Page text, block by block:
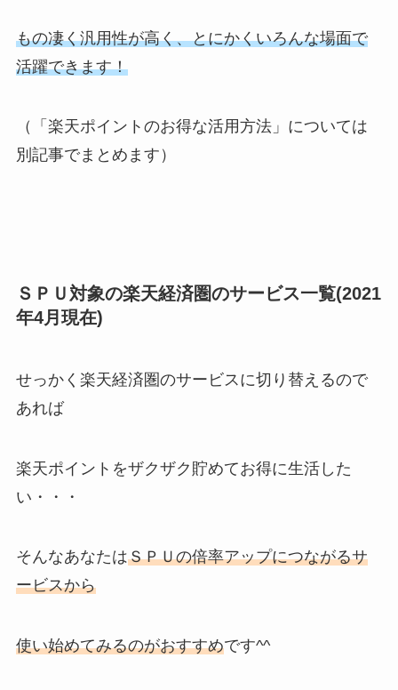
もの凄く汎用性が高く、とにかくいろんな場面で
活躍できます！
（「楽天ポイントのお得な活用方法」については
別記事でまとめます）
ＳＰＵ対象の楽天経済圏のサービス一覧(2021
年4月現在)
せっかく楽天経済圏のサービスに切り替えるので
あれば
楽天ポイントをザクザク貯めてお得に生活した
い・・・
そんなあなたはＳＰＵの倍率アップにつながるサ
ービスから
使い始めてみるのがおすすめです^^